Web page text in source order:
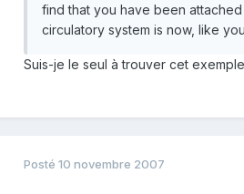
find that you have been
circulatory system is now, like
Suis-je le seul à trouver cet
Posté 10 novembre 2007